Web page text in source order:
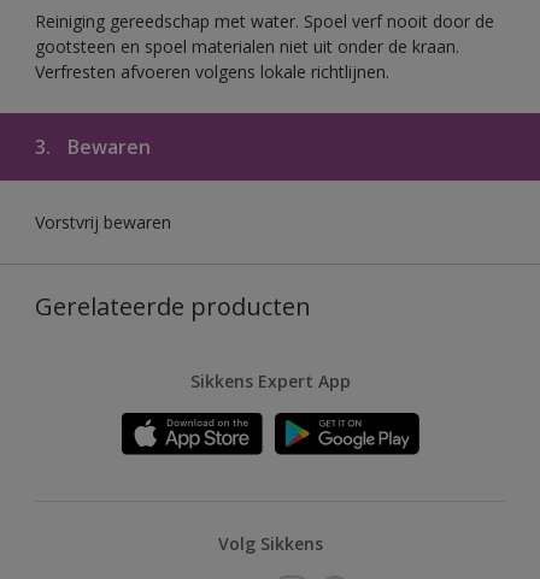
Reiniging gereedschap met water. Spoel verf nooit door de
gootsteen en spoel materialen niet uit onder de kraan.
Verfresten afvoeren volgens lokale richtlijnen.
3. Bewaren
Vorstvrij bewaren
Gerelateerde producten
Sikkens Expert App
Volg Sikkens